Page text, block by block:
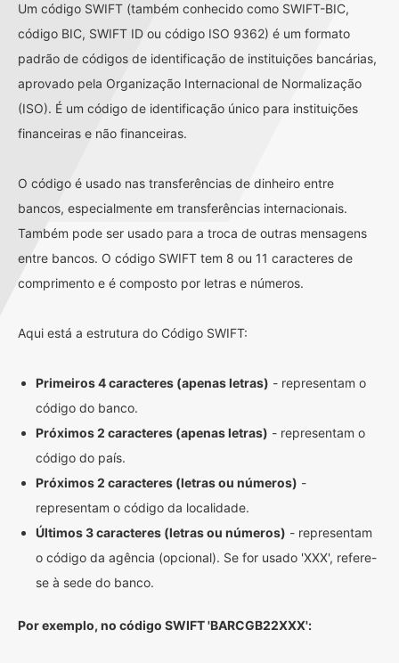
Um código SWIFT (também conhecido como SWIFT-BIC,
código BIC, SWIFT ID ou código ISO 9362) é um formato
padrão de códigos de identificação de instituições bancárias,
aprovado pela Organização Internacional de Normalização
(ISO). É um código de identificação único para instituições
financeiras e não financeiras.
O código é usado nas transferências de dinheiro entre
bancos, especialmente em transferências internacionais.
Também pode ser usado para a troca de outras mensagens
entre bancos. O código SWIFT tem 8 ou 11 caracteres de
comprimento e é composto por letras e números.
Aqui está a estrutura do Código SWIFT:
Primeiros 4 caracteres (apenas letras) - representam o
código do banco.
Próximos 2 caracteres (apenas letras) - representam o
código do país.
Próximos 2 caracteres (letras ou números) -
representam o código da localidade.
Últimos 3 caracteres (letras ou números) - representam
o código da agência (opcional). Se for usado 'XXX', refere-
se à sede do banco.
Por exemplo, no código SWIFT 'BARCGB22XXX':